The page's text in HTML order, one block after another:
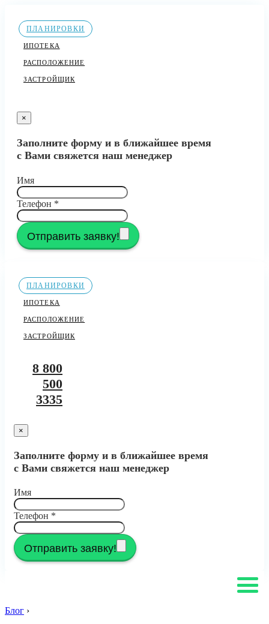
ПЛАНИРОВКИ
ИПОТЕКА
РАСПОЛОЖЕНИЕ
ЗАСТРОЙЩИК
×
Заполните форму и в ближайшее время
с Вами свяжется наш менеджер
Имя
Телефон *
Отправить заявку!
ПЛАНИРОВКИ
ИПОТЕКА
РАСПОЛОЖЕНИЕ
ЗАСТРОЙЩИК
8 800
500
3335
×
Заполните форму и в ближайшее время
с Вами свяжется наш менеджер
Имя
Телефон *
Отправить заявку!
Блог ›